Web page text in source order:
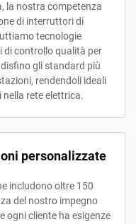
la nostra competenza
di interruttori di
tecnologie
di controllo qualità per
gli standard più
rendendoli ideali
rete elettrica.
personalizzate
includono oltre 150
del nostro impegno
ogni cliente ha esigenze